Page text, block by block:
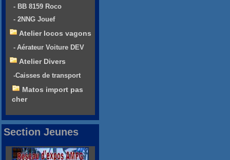
- BB 8159 Roco
- 2NNG Jouef
Atelier locos vagons
- Aérateur Voiture DEV
Atelier Divers
-Caisses de transport
Matos import pas
cher
Section Jeunes